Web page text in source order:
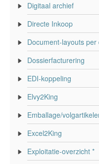
Digitaal archief
Directe Inkoop
Document-layouts
Dossierfacturering
EDI-koppeling
Elvy2King
Emballage/
Excel2King
Exploitatie-overzicht *